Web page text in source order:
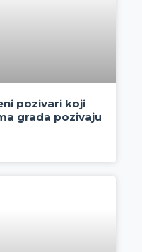
pozivari koji
grada pozivaju